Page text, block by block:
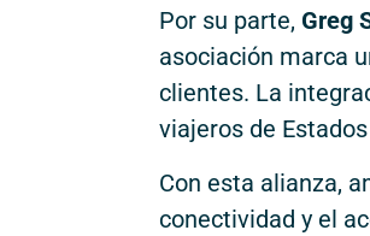
Por su parte, Greg
asociación marca
clientes. La
viajeros de
Con esta alianza,
conectividad y el